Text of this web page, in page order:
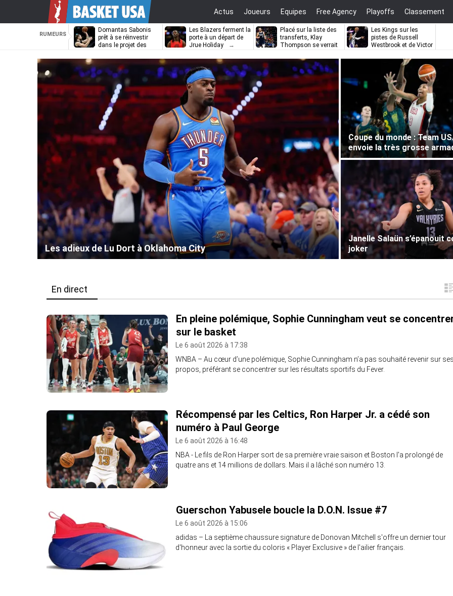
Actus Joueurs Equipes Free Agency Playoffs Classement
RUMEURS
Domantas Sabonis
prêt à se réinvestir
dans le projet des
Les Blazers ferment la
porte à un départ de
Jrue Holiday
Placé sur la liste des
transferts, Klay
Thompson se verrait
Angeles
Les Kings sur les
pistes de Russell
Westbrook et de Victor
Les adieux de Lu Dort à Oklahoma City
Coupe du monde : Team
envoie la très grosse
Janelle Salaün s’épanouit
joker
En direct
En pleine polémique, Sophie Cunningham veut se
sur le basket
Le 6 août 2026 à 17:38
WNBA – Au cœur d’une polémique, Sophie Cunningham n’a pas souhaité revenir sur
propos, préférant se concentrer sur les résultats sportifs du Fever.
Récompensé par les Celtics, Ron Harper Jr. a cédé son
numéro à Paul George
Le 6 août 2026 à 16:48
NBA - Le fils de Ron Harper sort de sa première vraie saison et Boston l'a prolongé de
quatre ans et 14 millions de dollars. Mais il a lâché son numéro 13.
Guerschon Yabusele boucle la D.O.N. Issue #7
Le 6 août 2026 à 15:06
adidas – La septième chaussure signature de Donovan Mitchell s'offre un dernier tour
d'honneur avec la sortie du coloris « Player Exclusive » de l'ailier français.